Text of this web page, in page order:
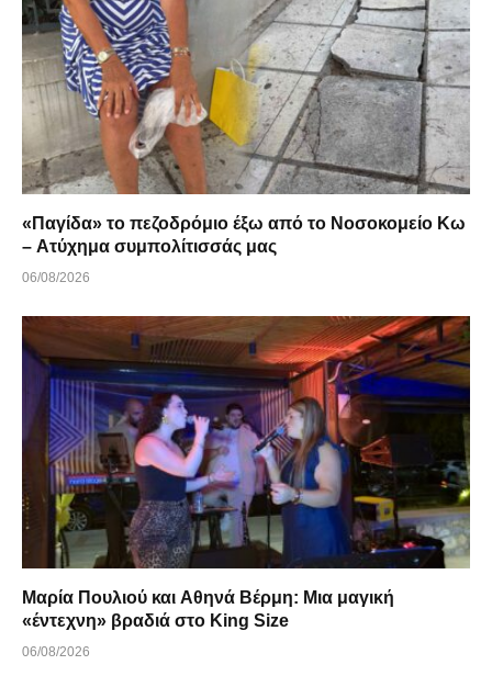
«Παγίδα» το πεζοδρόμιο έξω από το Νοσοκομείο Κω
– Ατύχημα συμπολίτισσάς μας
06/08/2026
Μαρία Πουλιού και Αθηνά Βέρμη: Μια μαγική
«έντεχνη» βραδιά στο King Size
06/08/2026